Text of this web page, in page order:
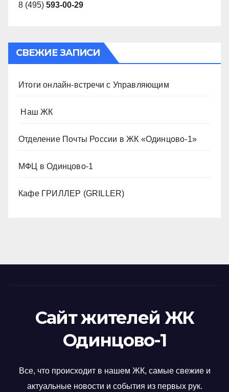
8 (495) 593-00-29
СВЕЖИЕ ЗАПИСИ
Итоги онлайн-встречи с Управляющим
️ Наш ЖК
Отделение Почты России в ЖК «Одинцово-1»
МФЦ в Одинцово-1
Кафе ГРИЛЛЕР (GRILLER)
Сайт жителей ЖК
Одинцово-1
Все, что происходит в нашем ЖК, самые свежие и
актуальные новости и события из первых рук.